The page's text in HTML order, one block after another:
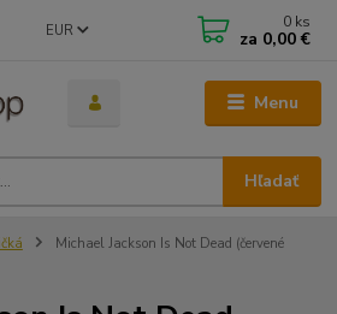
Menu
EUR
Hľadať
0 ks
za 0,00 €
Michael Jackson Is Not Dead (červené